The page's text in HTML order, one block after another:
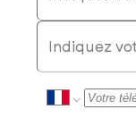
E-mail